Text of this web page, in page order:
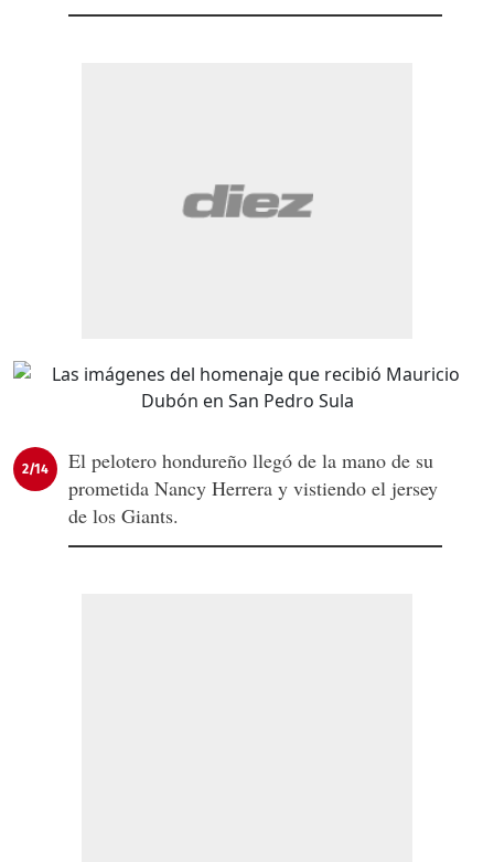
2/14
El pelotero hondureño llegó de la mano de su
prometida Nancy Herrera y vistiendo el jersey
de los Giants.